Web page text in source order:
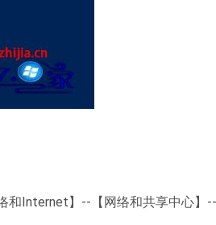
和Internet】--【网络和共享中心】